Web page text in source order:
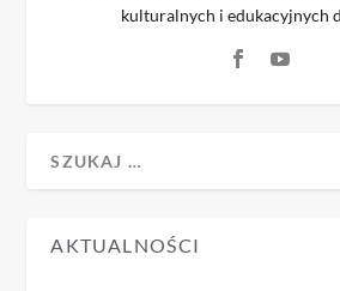
kulturalnych i edukacyjnych
AKTUALNOŚCI